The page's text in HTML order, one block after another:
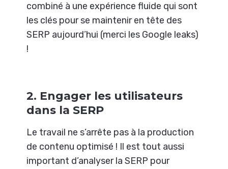
combiné à une expérience fluide qui sont
les clés pour se maintenir en tête des
SERP aujourd’hui (merci les Google leaks)
!
2. Engager les utilisateurs
dans la SERP
Le travail ne s’arrête pas à la production
de contenu optimisé ! Il est tout aussi
important d’analyser la SERP pour